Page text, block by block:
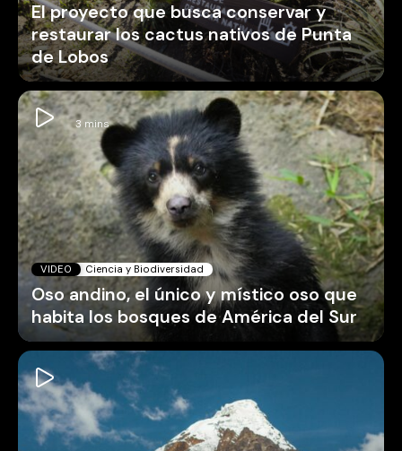
El proyecto que busca conservar y
restaurar los cactus nativos de Punta
de Lobos
VIDEO Ciencia y Biodiversidad
Oso andino, el único y místico oso que
habita los bosques de América del Sur